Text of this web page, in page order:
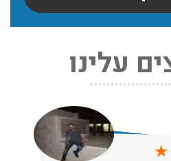
עלינו
★
לדאוג לארוז את הכל כמו
הצעת מחיר כנסו עכשיו
לאחרונה: 31/05/2026, 15:42